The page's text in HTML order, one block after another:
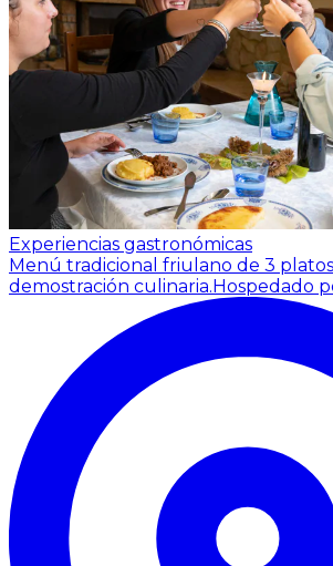
Experiencias gastronómicas
Menú tradicional friulano de 3
demostración culinaria.Hospedado